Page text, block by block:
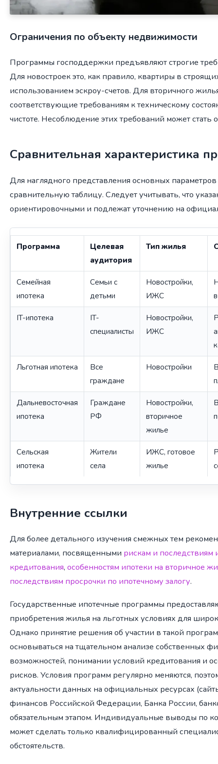
Ограничения по объекту недвижимости
Программы господдержки предъявляют строгие
Для новостроек это, как правило, квартиры в
использованием эскроу-счетов. Для вторичного
соответствующие требованиям к техническому
чистоте. Несоблюдение этих требований может стать
Сравнительная характеристика
Для наглядного представления основных
сравнительную таблицу. Следует учитывать, что
ориентировочными и подлежат уточнению на
Программа
Целевая
аудитория
Тип жилья
Семейная
ипотека
Семьи с
детьми
Новостройки,
ИЖС
IT-ипотека
IT-
специалисты
Новостройки,
ИЖС
Льготная ипотека
Все
граждане
Новостройки
Дальневосточная
ипотека
Граждане
РФ
Новостройки,
вторичное
жилье
Сельская
ипотека
Жители
села
ИЖС, готовое
жилье
Внутренние ссылки
Для более детального изучения смежных тем
материалами, посвященными рискам и последствиям
кредитования, особенностям ипотеки на вторичное
последствиям просрочки по ипотечному залогу.
Государственные ипотечные программы
приобретения жилья на льготных условиях для
Однако принятие решения об участии в такой
основываться на тщательном анализе собственных
возможностей, понимании условий кредитования и
рисков. Условия программ регулярно меняются,
актуальности данных на официальных ресурсах
финансов Российской Федерации, Банка России,
обязательным этапом. Индивидуальные выводы по
может сделать только квалифицированный
обстоятельств.